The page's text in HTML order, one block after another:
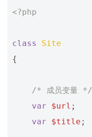
<?php
class
Site
{
/* 成员变量 */
var
$url ;
var
$title ;